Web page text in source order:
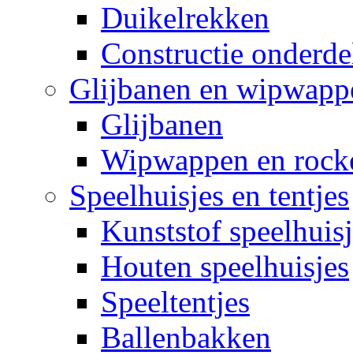
Duikelrekken
Constructie
Glijbanen en
Glijbanen
Wipwappen en
Speelhuisjes en tentjes
Kunststof
Houten speelhuisjes
Speeltentjes
Ballenbakken